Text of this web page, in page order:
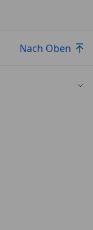
kW CDI)
Nach Oben